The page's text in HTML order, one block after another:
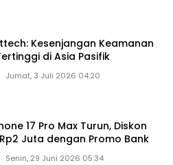
Kesenjangan Keamanan
di Asia Pasifik
Jumat, 3 Juli 2026 04:20
17 Pro Max Turun, Diskon
Juta dengan Promo Bank
Senin, 29 Juni 2026 05:34